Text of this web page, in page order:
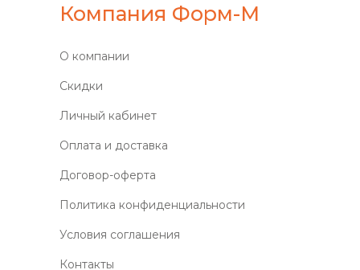
Компания Форм-М
О компании
Скидки
Личный кабинет
Оплата и доставка
Договор-оферта
Политика конфиденциальности
Условия соглашения
Контакты